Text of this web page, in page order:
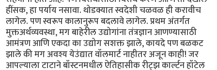
हींसक, हा पर्याय नसावा. थोडक्यात स्वदेशी चळवळ ही करावीच
लागेल. पण स्वरूप कालानुरूप बदलावे लागेल. प्रथम अंतर्गत
मुक्तअर्थव्यवस्था, मग बाहेरील उद्योगांना तंत्रज्ञान आणण्यासाठी
आमंत्रण आणि एकदा का उद्योग सशक्त झाले, कायदे पण बळकट
झाले की मग अवश्य येउंद्यात वॉलमार्ट नाहीतर अजून काही! जर
आपल्याला टाटाने बॉस्टनमधील ऐतिहासीक रीट्झ कार्ल्टन हॉटेल